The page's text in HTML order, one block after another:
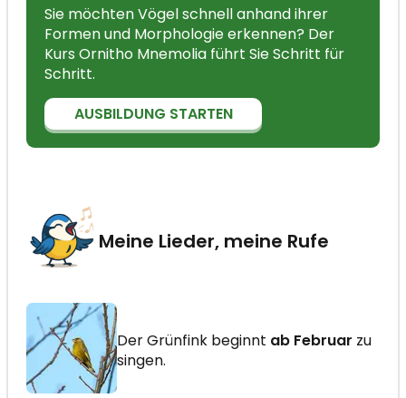
Sie möchten Vögel schnell anhand ihrer
Formen und Morphologie erkennen? Der
Kurs Ornitho Mnemolia führt Sie Schritt für
Schritt.
AUSBILDUNG STARTEN
Meine Lieder, meine Rufe
Der Grünfink beginnt ab Februar zu
singen.